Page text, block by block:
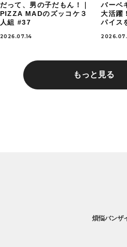
だって、男の子だもん！｜
PIZZA MADのズッコケ３
人組 #37
2026.07.14
バーベ
大活躍
パイス
もっと見る
煩悩バンザ